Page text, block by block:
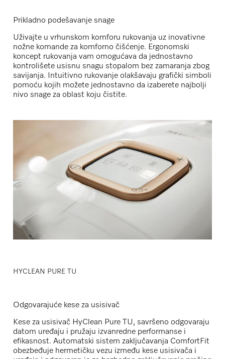
Prikladno podešavanje snage
Uživajte u vrhunskom komforu rukovanja uz inovativne
nožne komande za komforno čišćenje. Ergonomski
koncept rukovanja vam omogućava da jednostavno
kontrolišete usisnu snagu stopalom bez zamaranja zbog
savijanja. Intuitivno rukovanje olakšavaju grafički simboli
pomoću kojih možete jednostavno da izaberete najbolji
nivo snage za oblast koju čistite.
HYCLEAN PURE TU
Odgovarajuće kese za usisivač
Kese za usisivač HyClean Pure TU, savršeno odgovaraju
datom uređaju i pružaju izvanredne performanse i
efikasnost. Automatski sistem zaključavanja ComfortFit
obezbeđuje hermetičku vezu između kese usisivača i